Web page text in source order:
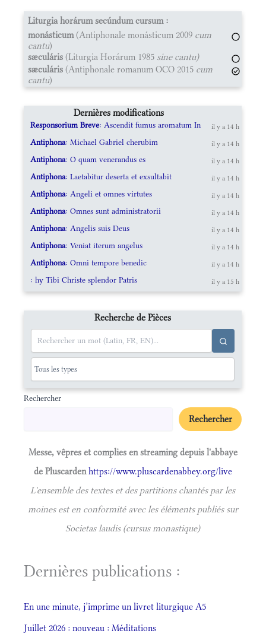
Liturgia horárum secúndum cursum :
monásticum(Antiphonale monásticum 2009 cum
cantu)
sæculáris (Liturgia Horárum 1985 sine cantu)
sæculáris (Antiphonale romanum OCO 2015 cum
cantu)
Dernières modifications
Responsorium Breve: Ascendit fumus aromatum In il y a 14 h
Antiphona: Michael Gabriel cherubim il y a 14 h
Antiphona: O quam venerandus es il y a 14 h
Antiphona: Laetabitur deserta et exsultabit il y a 14 h
Antiphona: Angeli et omnes virtutes il y a 14 h
Antiphona: Omnes sunt administratorii il y a 14 h
Antiphona: Angelis suis Deus il y a 14 h
Antiphona: Veniat iterum angelus il y a 14 h
Antiphona: Omni tempore benedic il y a 14 h
: hy Tibi Christe splendor Patris il y a 15 h
Recherche de Pièces
Rechercher
Rechercher
Messe, vêpres et complies en streaming depuis l'abbaye
de Pluscardenhttps://www.pluscardenabbey.org/live
L'ensemble des textes et des partitions chantés par les
moines est en conformité avec les éléments publiés sur
Societas laudis (cursus monastique)
Dernières publications :
En une minute, j’imprime un livret liturgique A5
Juillet 2026 : nouveau : Méditations